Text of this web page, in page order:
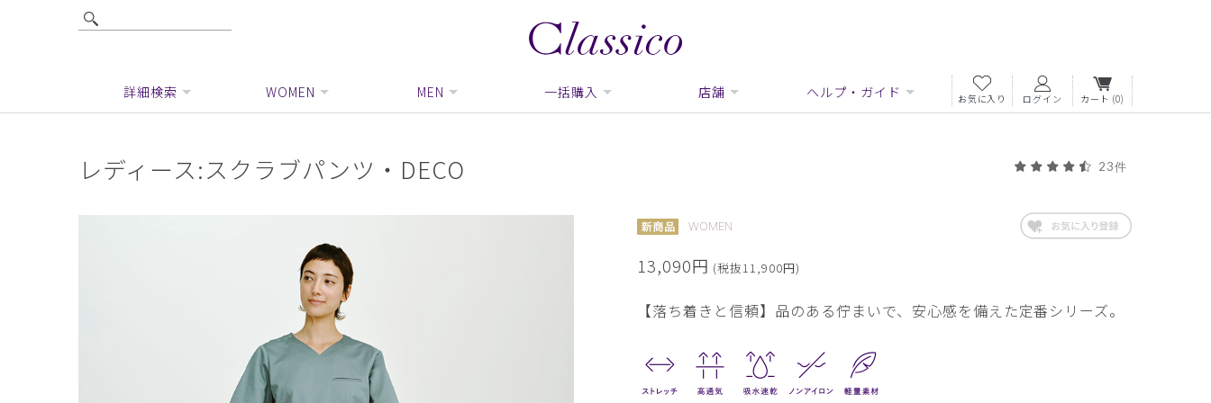
詳細検索 WOMEN MEN 一括購入 店舗 ヘルプ・ガイド お気に入り ログイン カート (0)
レディース:スクラブパンツ・DECO 23件
WOMEN
13,090円 (税抜11,900円)
【落ち着きと信頼】品のある佇まいで、安心感を備えた定番シリーズ。